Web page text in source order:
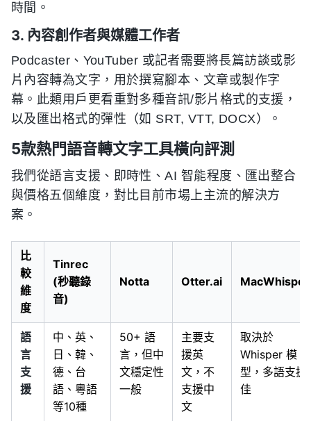
時間。
3. 內容創作者與媒體工作者
Podcaster、YouTuber 或記者需要將長篇訪談或影
片內容轉為文字，用於撰寫腳本、文章或製作字
幕。此類用戶更看重對多種音訊/影片格式的支援，
以及匯出格式的彈性（如 SRT, VTT, DOCX）。
5款熱門語音轉文字工具橫向評測
我們從語言支援、即時性、AI 智能程度、匯出整合
與價格五個維度，對比目前市場上主流的解決方
案。
比
較
維
度
Tinrec
(秒聽錄
音)
Notta Otter.ai MacWhisper
語
言
支
援
中、英、
日、韓、
德、台
語、粵語
等10種
50+ 語
言，但中
文穩定性
一般
主要支
援英
文，不
支援中
文
取決於
Whisper 模
型，多語支援
佳